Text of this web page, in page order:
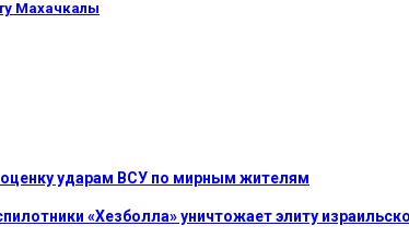
Махачкалы
ударам ВСУ по мирным жителям
«Хезболла» уничтожает элиту